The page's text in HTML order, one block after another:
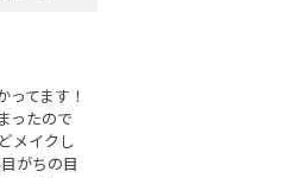
ってます！
ったので
メイクし
がちの目